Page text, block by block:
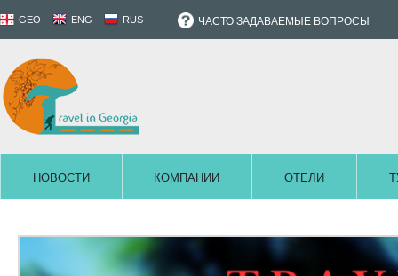
GEO ENG RUS ЧАСТО ЗАДАВАЕМЫЕ ВОПРОСЫ
НОВОСТИ КОМПАНИИ ОТЕЛИ